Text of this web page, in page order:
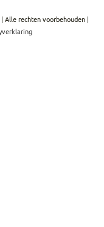
Alle rechten voorbehouden |